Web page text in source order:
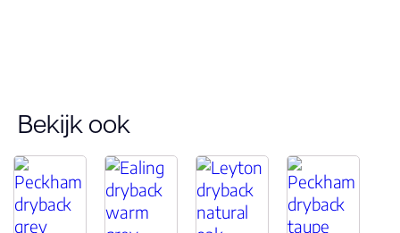
geschikt
Antistatisch
Bekijk ook